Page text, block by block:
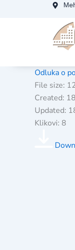
Odluka o
File size:
Created:
Updated:
Klikovi: 8